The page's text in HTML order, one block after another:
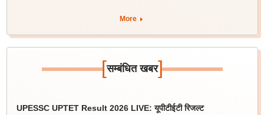
More
[सम्बंधित खबर]
UPESSC UPTET Result 2026 LIVE: यूपीटीईटी रिजल्ट